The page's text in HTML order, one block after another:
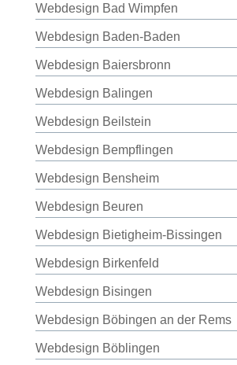
Webdesign Bad Wimpfen
Webdesign Baden-Baden
Webdesign Baiersbronn
Webdesign Balingen
Webdesign Beilstein
Webdesign Bempflingen
Webdesign Bensheim
Webdesign Beuren
Webdesign Bietigheim-Bissingen
Webdesign Birkenfeld
Webdesign Bisingen
Webdesign Böbingen an der Rems
Webdesign Böblingen